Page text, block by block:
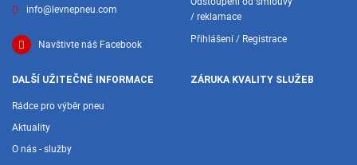
info@levnepneu.com
Navštivte náš Facebook
/ reklamace
Přihlášení / Registrace
DALŠÍ UŽITEČNÉ INFORMACE
Rádce pro výběr pneu
Aktuality
O nás - služby
ZÁRUKA KVALITY SLUŽEB